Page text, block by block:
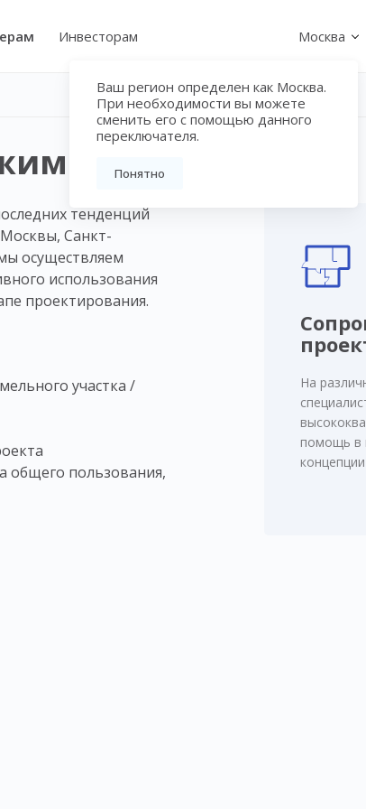
Инвесторам Москва
Ваш регион определен как Москва.
При необходимости вы можете
сменить его с помощью данного
переключателя.
Понятно
тенденций
Санкт-
осуществляем
использования
проектирования.
участка /
общего пользования,
На
помощь в